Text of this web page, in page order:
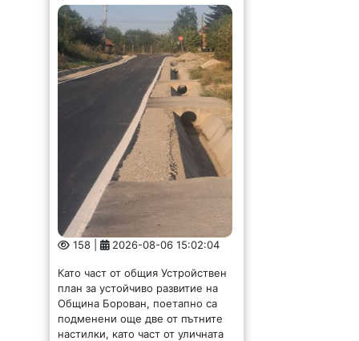
158 | 2026-08-06 15:02:04
Като част от общия Устройствен
план за устойчиво развитие на
Община Борован, поетапно са
подменени още две от пътните
настилки, като част от уличната